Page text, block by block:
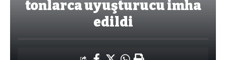
tonlarca uyuşturucu imha
edildi